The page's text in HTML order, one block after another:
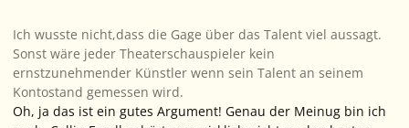
Ich wusste nicht,dass die Gage über das Talent viel aussagt.
Sonst wäre jeder Theaterschauspieler kein
ernstzunehmender Künstler wenn sein Talent an seinem
Kontostand gemessen wird.
Oh, ja das ist ein gutes Argument! Genau der Meinug bin ich